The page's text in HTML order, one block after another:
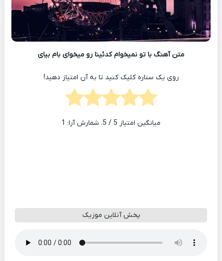
متن آهنگ با تو نمیخوام کدئینا رو میخوای بام بیای
روی یک ستاره کلیک کنید تا به آن امتیاز دهید!
میانگین امتیاز 5 / 5. شمارش آرا: 1
پخش آنلاین موزیک